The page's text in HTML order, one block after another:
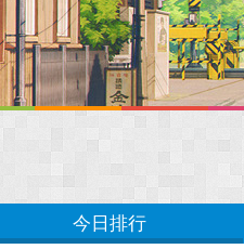
今日排行